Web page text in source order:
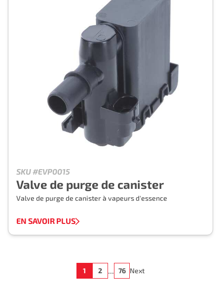
SKU #EVP0015
Valve de purge de canister
Valve de purge de canister à vapeurs d'essence
EN SAVOIR PLUS
1 2 ... 76 Next